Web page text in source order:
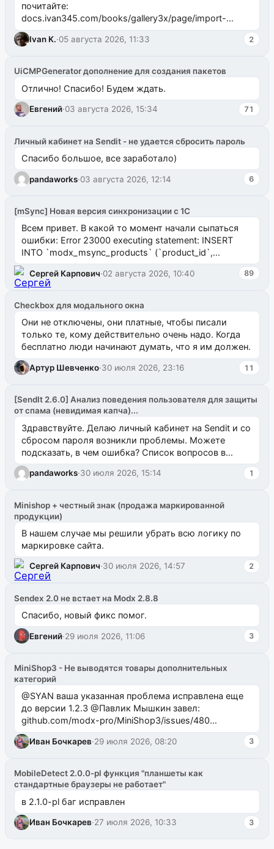
почитайте:
docs.ivan345.com/books/gallery3x/page/import-
ms2galleryphp
Ivan K.·05 августа 2026, 11:33 2
UiCMPGenerator дополнение для создания пакетов
Отлично! Спасибо! Будем ждать.
Евгений·03 августа 2026, 15:34 71
Личный кабинет на Sendit - не удается сбросить пароль
Спасибо большое, все заработало)
pandaworks·03 августа 2026, 12:14 6
[mSync] Новая версия синхронизации с 1С
Всем привет. В какой то момент начали сыпаться
ошибки: Error 23000 executing statement: INSERT
INTO `modx_msync_products` (`product_id`,
`uuid_1c`) VALUES ...
Сергей Карпович·02 августа 2026, 10:40 89
Checkbox для модального окна
Они не отключены, они платные, чтобы писали
только те, кому действительно очень надо. Когда
бесплатно люди начинают думать, что я им должен.
Артур Шевченко·30 июля 2026, 23:16 11
[SendIt 2.6.0] Анализ поведения пользователя для защиты
от спама (невидимая капча)...
Здравствуйте. Делаю личный кабинет на Sendit и со
сбросом пароля возникли проблемы. Можете
подсказать, в чем ошибка? Список вопросов в
одноименном разделе на modx.pro пока пуст, и,...
pandaworks·30 июля 2026, 15:14 1
Minishop + честный знак (продажа маркированной
продукции)
В нашем случае мы решили убрать всю логику по
маркировке сайта.
Сергей Карпович·30 июля 2026, 14:57 2
Sendex 2.0 не встает на Modx 2.8.8
Спасибо, новый фикс помог.
Евгений·29 июля 2026, 11:06 3
MiniShop3 - Не выводятся товары дополнительных
категорий
@SYAN ваша указанная проблема исправлена еще
до версии 1.2.3 @Павлик Мышкин завел:
github.com/modx-pro/MiniShop3/issues/480
github.com/modx-pro/MiniShop3/issues/481Исправим
в б...
Иван Бочкарев·29 июля 2026, 08:20 3
MobileDetect 2.0.0-pl функция "планшеты как
стандартные браузеры не работает"
в 2.1.0-pl баг исправлен
Иван Бочкарев·27 июля 2026, 10:33 3